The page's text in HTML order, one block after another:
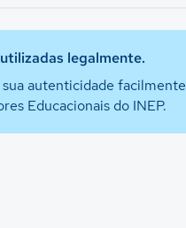
legalmente.
autenticidade facilmente
Educacionais do INEP.